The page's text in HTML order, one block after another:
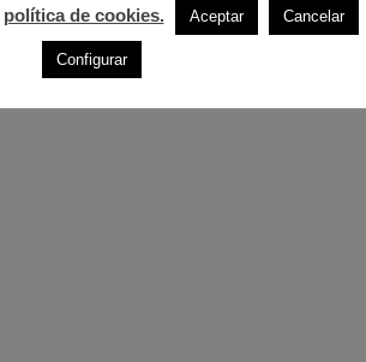
política de cookies. Aceptar Cancelar
Configurar